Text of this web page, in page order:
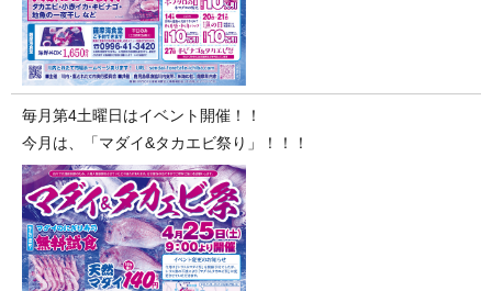
毎月第4土曜日はイベント開催！！
今月は、「マダイ&タカエビ祭り」！！！